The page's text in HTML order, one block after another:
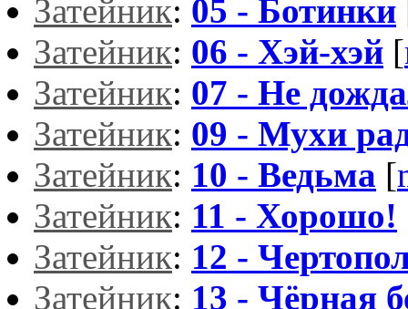
Затейник: 05 - Ботинки
Затейник: 06 - Хэй-хэй [
Затейник: 07 - Не
Затейник: 09 - Мухи
Затейник: 10 - Ведьма [
Затейник: 11 - Хорошо!
Затейник: 12 -
Затейник: 13 - Чёрная